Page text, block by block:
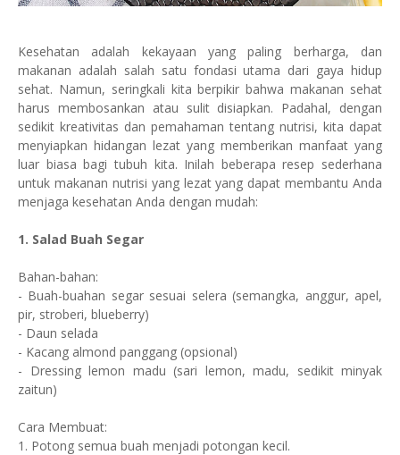
Kesehatan adalah kekayaan yang paling berharga, dan
makanan adalah salah satu fondasi utama dari gaya hidup
sehat. Namun, seringkali kita berpikir bahwa makanan sehat
harus membosankan atau sulit disiapkan. Padahal, dengan
sedikit kreativitas dan pemahaman tentang nutrisi, kita dapat
menyiapkan hidangan lezat yang memberikan manfaat yang
luar biasa bagi tubuh kita. Inilah beberapa resep sederhana
untuk makanan nutrisi yang lezat yang dapat membantu Anda
menjaga kesehatan Anda dengan mudah:
1. Salad Buah Segar
Bahan-bahan:
- Buah-buahan segar sesuai selera (semangka, anggur, apel,
pir, stroberi, blueberry)
- Daun selada
- Kacang almond panggang (opsional)
- Dressing lemon madu (sari lemon, madu, sedikit minyak
zaitun)
Cara Membuat:
1. Potong semua buah menjadi potongan kecil.